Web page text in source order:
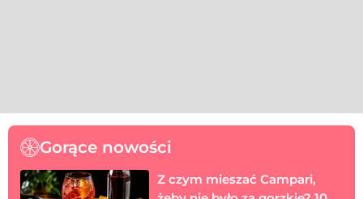
Gorące nowości
Z czym mieszać Campari,